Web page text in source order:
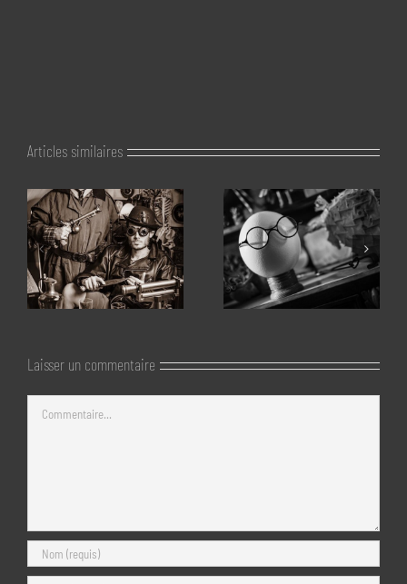
Articles similaires
Laisser un commentaire